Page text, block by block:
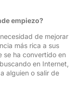
empiezo?
de mejorar
más rica a sus
se ha convertido en
en Internet,
alguien o salir de